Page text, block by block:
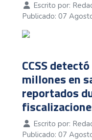
Escrito por:
Publicado: 07
CCSS
millones en
reportados
Escrito por:
Publicado: 07